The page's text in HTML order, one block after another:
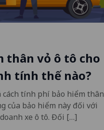
thân vỏ ô tô cho
tính thế nào?
cách tính phí bảo hiểm thân
của bảo hiểm này đối với
xe ô tô. Đối […]